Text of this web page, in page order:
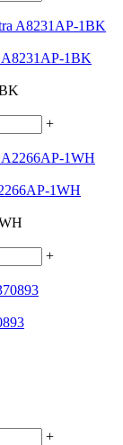
A8231AP-1BK
+
1WH
+
+